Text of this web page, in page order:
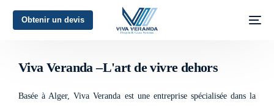
Obtenir un devis
L'art de vivre dehors
Viva Veranda –L'art de vivre dehors
Basée à Alger, Viva Veranda est une entreprise spécialisée dans la